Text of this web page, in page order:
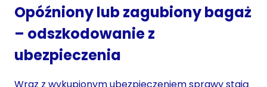
Opóźniony lub zagubiony bagaż
– odszkodowanie z
ubezpieczenia